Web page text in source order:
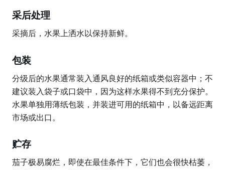
采后处理
采摘后，水果上洒水以保持新鲜。
包装
分级后的水果通常装入通风良好的纸箱或类似容器中；不
建议装入袋子或口袋中，因为这样水果得不到充分保护。
水果单独用薄纸包装，并装进可用的纸箱中，以备远距离
市场或出口。
贮存
茄子极易腐烂，即使在最佳条件下，它们也会很快枯萎，